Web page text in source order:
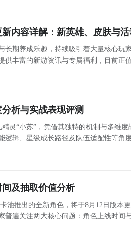
内容详解：新英雄、皮肤与
长期养成乐趣，持续吸引着大量核心玩
供丰富的新游资讯与专属福利，目前正
析与实战表现评测
灵“小苏”，凭借其独特的机制与多维
逻辑、星级成长路径及队伍适配性等角
及抽取价值分析
池推出的全新角色，将于8月12日版本
普遍关注两大核心问题：角色上线时间